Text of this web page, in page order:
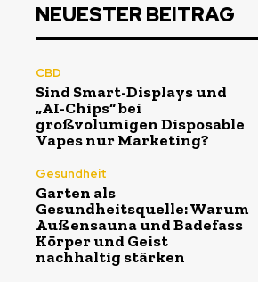
NEUESTER BEITRAG
CBD
Sind Smart-Displays und
„AI-Chips“ bei
großvolumigen Disposable
Vapes nur Marketing?
Gesundheit
Garten als
Gesundheitsquelle: Warum
Außensauna und Badefass
Körper und Geist
nachhaltig stärken